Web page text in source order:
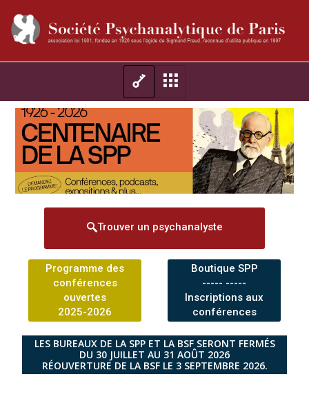
Trouver un psychanalyste
Programme des
conférences
ouvertes
2025-2026
Boutique SPP
----- -----
Inscriptions aux
conférences
LES BUREAUX DE LA SPP ET LA BSF SERONT FERMÉS
DU 30 JUILLET AU 31 AOÛT 2026
RÉOUVERTURE DE LA BSF LE 3 SEPTEMBRE 2026.